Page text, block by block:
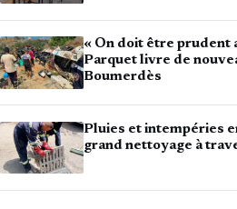
« On doit être prudent
Parquet livre de
Boumerdès
Pluies et intempéries
grand nettoyage à